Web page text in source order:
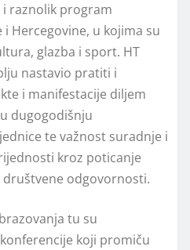
raznolik program
Hercegovine, u kojima su
glazba i sport. HT
nastavio pratiti i
i manifestacije diljem
dugogodišnju
te važnost suradnje i
kroz poticanje
odgovornosti.
tu su
koji promiču